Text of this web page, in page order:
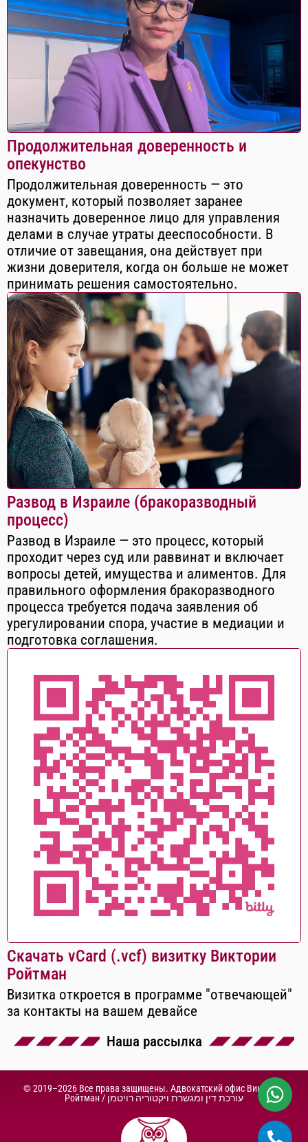
Продолжительная доверенность и
опекунство
Продолжительная доверенность — это
документ, который позволяет заранее
назначить доверенное лицо для управления
делами в случае утраты дееспособности. В
отличие от завещания, она действует при
жизни доверителя, когда он больше не может
принимать решения самостоятельно.
Развод в Израиле (бракоразводный
процесс)
Развод в Израиле — это процесс, который
проходит через суд или раввинат и включает
вопросы детей, имущества и алиментов. Для
правильного оформления бракоразводного
процесса требуется подача заявления об
урегулировании спора, участие в медиации и
подготовка соглашения.
Скачать vCard (.vcf) визитку Виктории
Ройтман
Визитка откроется в программе "отвечающей"
за контакты на вашем девайсе
Наша рассылка
© 2019–2026 Все права защищены. Адвокатский офис Виктории
Ройтман / עורכת דין ומגשרת ויקטוריה רויטמן